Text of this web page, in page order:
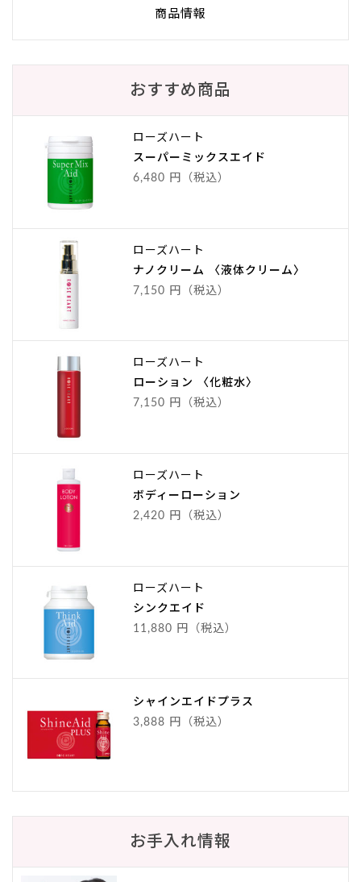
商品情報
おすすめ商品
ローズハート
スーパーミックスエイド
6,480 円（税込）
ローズハート
ナノクリーム 〈液体クリーム〉
7,150 円（税込）
ローズハート
ローション 〈化粧水〉
7,150 円（税込）
ローズハート
ボディーローション
2,420 円（税込）
ローズハート
シンクエイド
11,880 円（税込）
シャインエイドプラス
3,888 円（税込）
お手入れ情報